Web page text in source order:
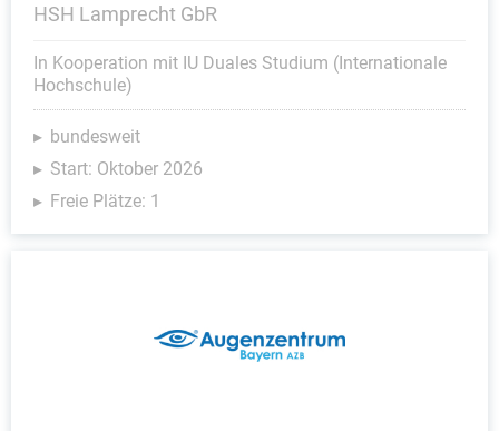
HSH Lamprecht GbR
In Kooperation mit IU Duales Studium (Internationale
Hochschule)
bundesweit
Start: Oktober 2026
Freie Plätze: 1